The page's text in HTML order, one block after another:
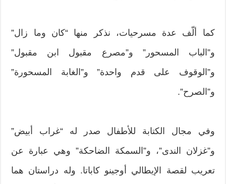
كما ألّف عدة مسرحيات، نذكر منها “كان وما زال”
و”الباب المسحور” و”مصرع مقبول ابن مقبول”
و”الوقوف على قدم واحدة” و”الغابة المسحورة”
و”الصرح”.
وفي مجال الكتابة للأطفال صدر له “غراب أبيض”
و”غزلان الندى”، و”السمكة الضاحكة” وهي عبارة عن
تعريب لقصة الإيطالي أوجينو كاباتا. وله دراستان هما